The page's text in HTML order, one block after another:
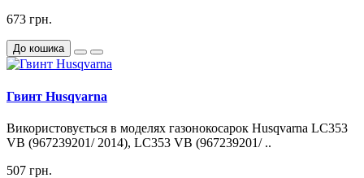
673 грн.
До кошика
Гвинт Husqvarna
Використовується в моделях газонокосарок Husqvarna LC353
VB (967239201/ 2014), LC353 VB (967239201/ ..
507 грн.